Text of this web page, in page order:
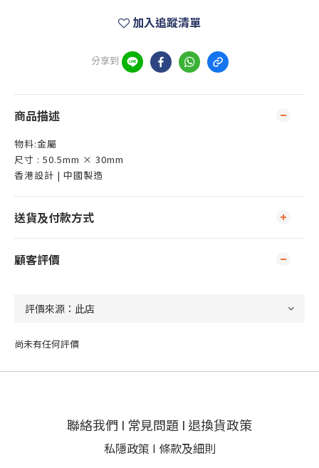
加入追蹤清單
分享到
商品描述
物料:金屬
尺寸 : 50.5mm × 30mm
香港設計 | 中國製造
送貨及付款方式
顧客評價
尚未有任何評價
聯絡我們 I 常見問題 I 退換貨政策
私隱政策 I 條款及細則